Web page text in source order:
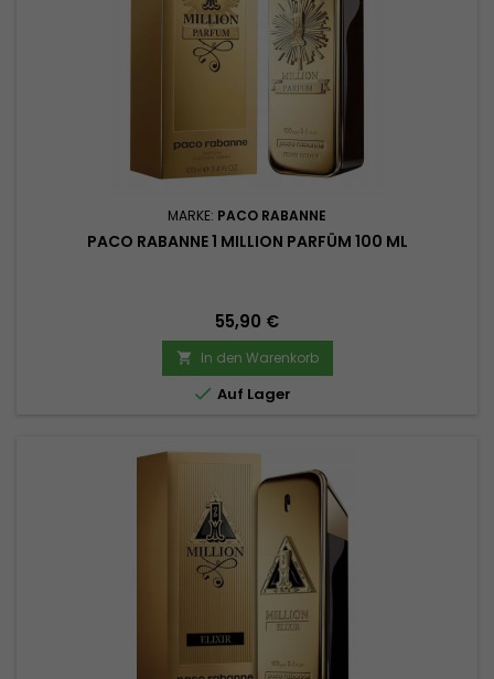
MARKE: PACO RABANNE
PACO RABANNE 1 MILLION PARFÜM 100 ML
Preis
55,90 €
 In den Warenkorb
 Auf Lager